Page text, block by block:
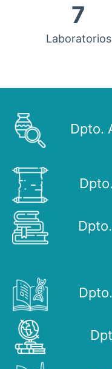
7
Laboratorios
Dpto.